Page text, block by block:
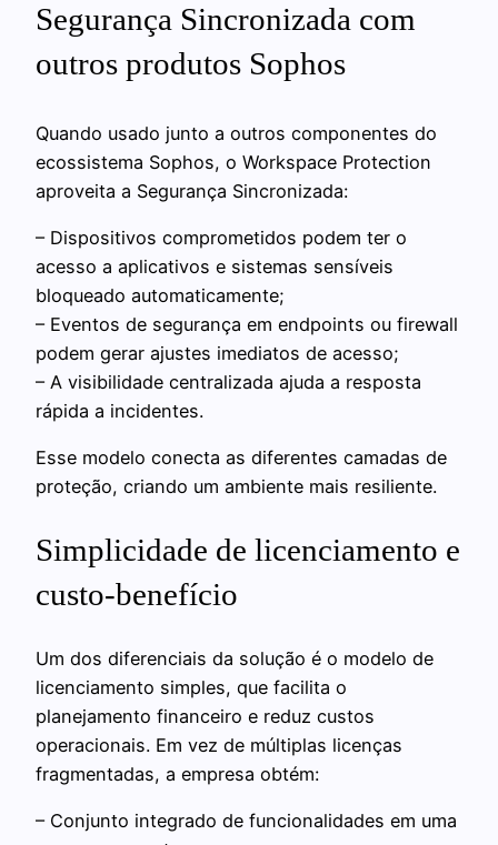
Segurança Sincronizada com
outros produtos Sophos
Quando usado junto a outros componentes do
ecossistema Sophos, o Workspace Protection
aproveita a Segurança Sincronizada:
– Dispositivos comprometidos podem ter o
acesso a aplicativos e sistemas sensíveis
bloqueado automaticamente;
– Eventos de segurança em endpoints ou firewall
podem gerar ajustes imediatos de acesso;
– A visibilidade centralizada ajuda a resposta
rápida a incidentes.
Esse modelo conecta as diferentes camadas de
proteção, criando um ambiente mais resiliente.
Simplicidade de licenciamento e
custo-benefício
Um dos diferenciais da solução é o modelo de
licenciamento simples, que facilita o
planejamento financeiro e reduz custos
operacionais. Em vez de múltiplas licenças
fragmentadas, a empresa obtém:
– Conjunto integrado de funcionalidades em uma